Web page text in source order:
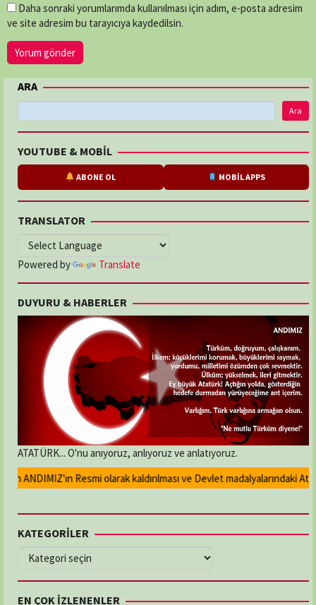
Daha sonraki yorumlarımda kullanılması için adım, e-posta adresim
ve site adresim bu tarayıcıya kaydedilsin.
ARA
Ara
YOUTUBE & MOBİL
ABONE OL MOBİL APPS
TRANSLATOR
Powered by Translate
DUYURU & HABERLER
ATATÜRK... O'nu anıyoruz, anlıyoruz ve anlatıyoruz.
ANDIMIZ'ın Resmi olarak kaldırılması ve Devlet madalyalarındaki
KATEGORİLER
KATEGORİLER
EN ÇOK İZLENENLER